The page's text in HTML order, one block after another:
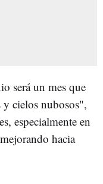
será un mes que
y cielos nubosos",
especialmente en
hacia